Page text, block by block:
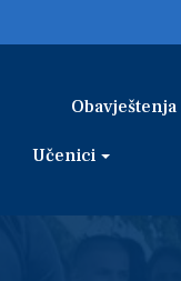
Obavještenja
Učenici